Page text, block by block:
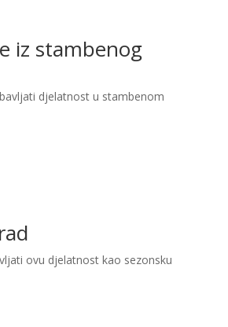
iz stambenog
djelatnost u stambenom
ovu djelatnost kao sezonsku